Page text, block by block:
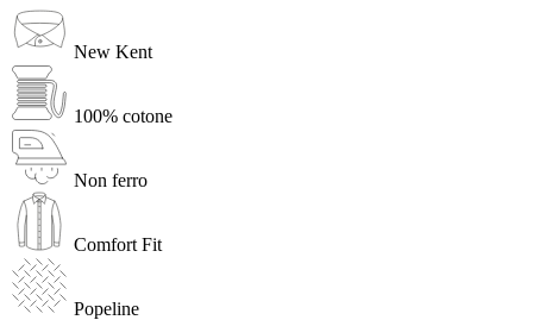
New Kent
100% cotone
Non ferro
Comfort Fit
Popeline